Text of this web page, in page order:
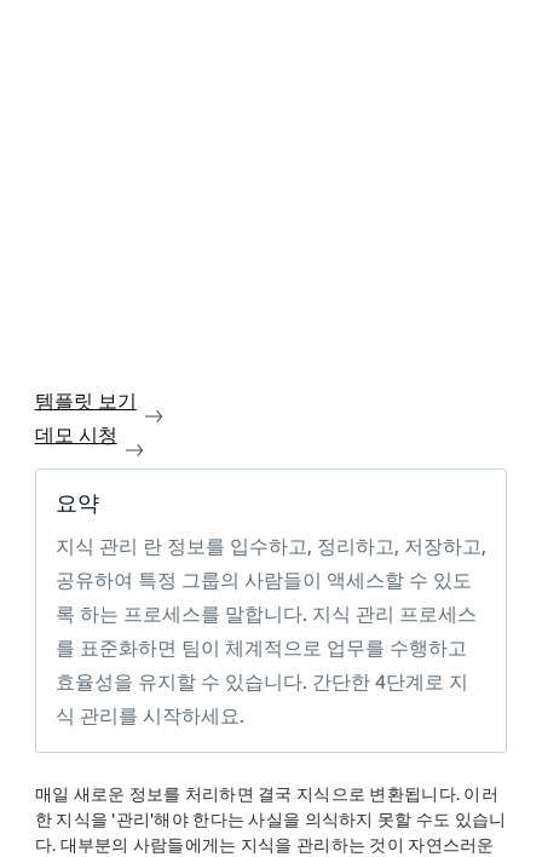
템플릿 보기
데모 시청
요약
지식 관리 란 정보를 입수하고, 정리하고, 저장하고,
공유하여 특정 그룹의 사람들이 액세스할 수 있도
록 하는 프로세스를 말합니다. 지식 관리 프로세스
를 표준화하면 팀이 체계적으로 업무를 수행하고
효율성을 유지할 수 있습니다. 간단한 4단계로 지
식 관리를 시작하세요.
매일 새로운 정보를 처리하면 결국 지식으로 변환됩니다. 이러
한 지식을 '관리'해야 한다는 사실을 의식하지 못할 수도 있습니
다. 대부분의 사람들에게는 지식을 관리하는 것이 자연스러운